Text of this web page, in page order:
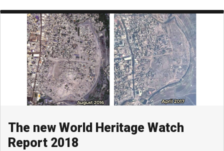
The new World Heritage Watch
Report 2018